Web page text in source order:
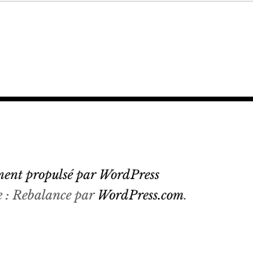
propulsé par WordPress
: Rebalance par WordPress.com.